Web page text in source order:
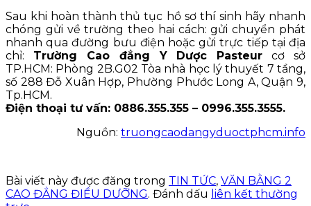
Sau khi hoàn thành thủ tục hồ sơ thí sinh hãy nhanh
chóng gửi về trường theo hai cách: gửi chuyển phát
nhanh qua đường bưu điện hoặc gửi trực tiếp tại địa
chỉ: Trường Cao đẳng Y Dược Pasteur cơ sở
TP.HCM: Phòng 2B.G02 Tòa nhà học lý thuyết 7 tầng,
số 288 Đỗ Xuân Hợp, Phường Phước Long A, Quận 9,
Tp.HCM.
Điện thoại tư vấn: 0886.355.355 – 0996.355.3555.
Nguồn: truongcaodangyduoctphcm.info
Bài viết này được đăng trong TIN TỨC, VĂN BẰNG 2
CAO ĐẲNG ĐIỀU DƯỠNG. Đánh dấu liên kết thường